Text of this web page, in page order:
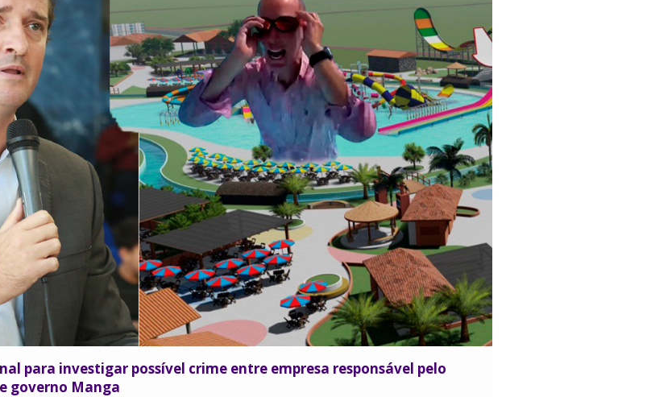
para investigar possível crime entre empresa responsável pelo
governo Manga